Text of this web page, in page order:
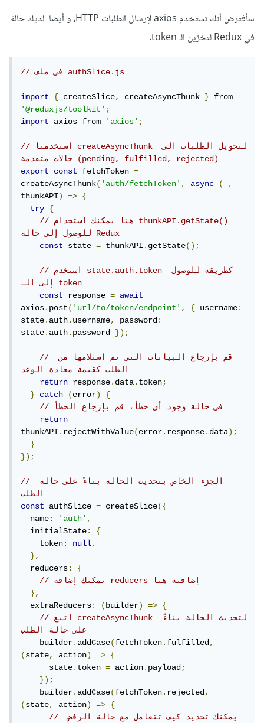
سأفترض أنك تستخدم axios لإرسال الطلبات HTTP، و أيضا لديك حالة
في Redux لتخزين الـ token.
// في ملف authSlice.js
import { createSlice, createAsyncThunk }
'@reduxjs/toolkit';
import
axios from 'axios';
// استخدمنا createAsyncThunk لتحويل الطلبات الى
حالات متقدمة (pending, fulfilled, rejected)
export
const fetchToken =
createAsyncThunk('auth/fetchToken', async ( _,
thunkAPI) =>
{
try
{
// هنا يمكنك استخدام thunkAPI.getState()
للوصول إلى حالة Redux
const
state = thunkAPI.getState();
// استخدم state.auth.token كطريقة للوصول
إلى الـ token
const
response =
await
axios.post('url/to/token/endpoint', { username:
state.auth.username, password:
state.auth.password });
// قم بإرجاع البيانات التي تم استلامها من
الطلب كقيمة معادة الوعد
return response.data.token;
}
catch (error)
{
// في حالة وجود أي خطأ، قم بإرجاع الخطأ
return
thunkAPI.rejectWithValue(error.response.data);
}
});
// الجزء الخاص بتحديث الحالة بناءً على حالة
الطلب
const
authSlice = createSlice({
name: 'auth',
initialState:
{
token: null,
},
reducers:
{
// يمكنك إضافة reducers إضافية هنا
},
extraReducers: (builder) =>
{
// اتبع createAsyncThunk لتحديث الحالة بناءً
على حالة الطلب
builder.addCase(fetchToken.fulfilled,
(state, action) =>
{
state.token = action.payload;
});
builder.addCase(fetchToken.rejected,
(state, action) =>
{
// يمكنك تحديد كيف تتعامل مع حالة الرفض